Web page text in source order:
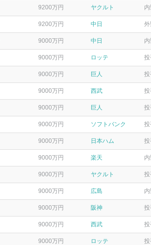
9200万円 ヤクルト
9200万円 中日
9000万円 中日
9000万円 ロッテ
9000万円 巨人
9000万円 西武
9000万円 巨人
9000万円 ソフトバンク
9000万円 日本ハム
9000万円 楽天
9000万円 ヤクルト
9000万円 広島
9000万円 阪神
9000万円 西武
9000万円 ロッテ